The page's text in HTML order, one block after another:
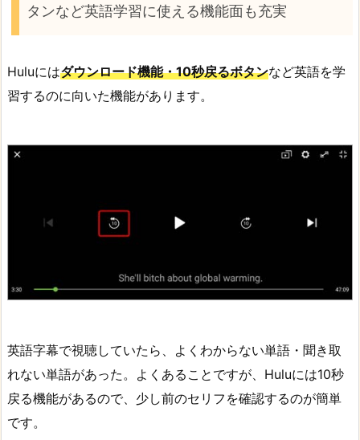
タンなど英語学習に使える機能面も充実
Huluにはダウンロード機能・10秒戻るボタンなど英語を学
習するのに向いた機能があります。
英語字幕で視聴していたら、よくわからない単語・聞き取
れない単語があった。よくあることですが、Huluには10秒
戻る機能があるので、少し前のセリフを確認するのが簡単
です。